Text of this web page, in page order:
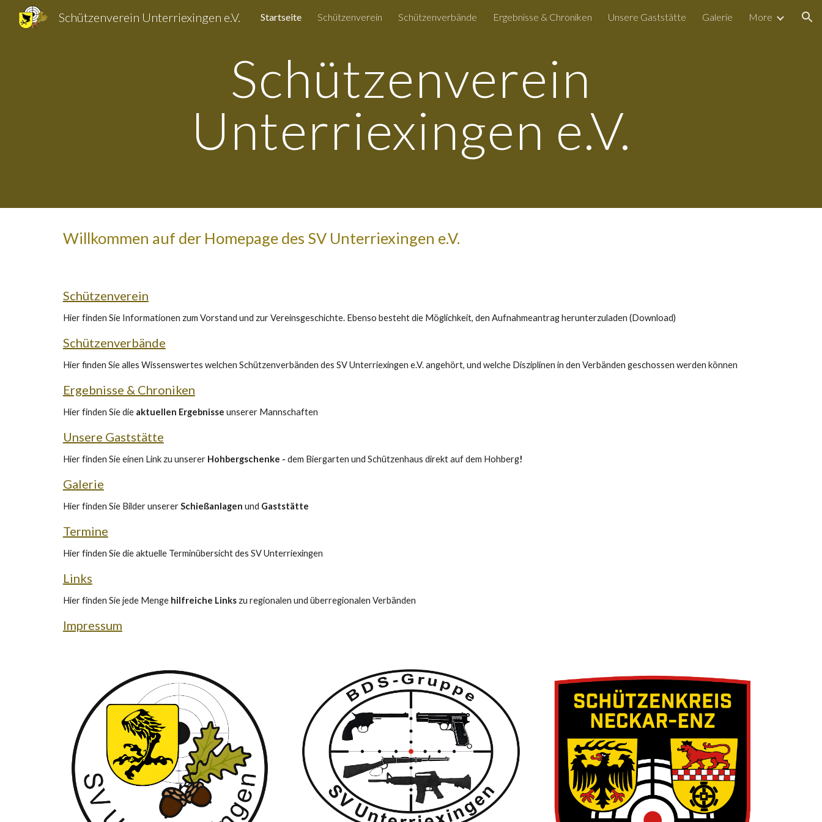
Skip to main content Skip to navigation
Schützenverein Unterriexingen e.V. Startseite Schützenverein Schützenverbände Ergebnisse & Chroniken Unsere Gaststätte Galerie More
Schützenverein
Unterriexingen e.V.
Willkommen auf der Homepage des SV Unterriexingen e.V.
Schützenverein
Hier finden Sie Informationen zum Vorstand und zur Vereinsgeschichte. Ebenso besteht die Möglichkeit, den Aufnahmeantrag herunterzuladen (Download)
Schützenverbände
Hier finden Sie alles Wissenswertes welchen Schützenverbänden des SV Unterriexingen e.V. angehört, und welche Disziplinen in den Verbänden geschossen werden können
Ergebnisse & Chroniken
Hier finden Sie die aktuellen Ergebnisse unserer Mannschaften
Unsere Gaststätte
Hier finden Sie einen Link zu unserer Hohbergschenke - dem Biergarten und Schützenhaus direkt auf dem Hohberg!
Galerie
Hier finden Sie Bilder unsererSchießanlagen und Gaststätte
Termine
Hier finden Sie die aktuelle Terminübersicht des SV Unterriexingen
Links
Hier finden Sie jede Menge hilfreiche Links zu regionalen und überregionalen Verbänden
Impressum